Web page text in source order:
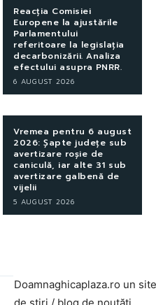
Reacția Comisiei
Europene la ajustările
Parlamentului
referitoare la legislația
decarbonizării. Analiza
efectului asupra PNRR.
6 AUGUST 2026
Vremea pentru 6 august
2026: Șapte județe sub
avertizare roșie de
caniculă, iar alte 31 sub
avertizare galbenă de
vijelii
5 AUGUST 2026
Doamnaghicaplaza.ro un site